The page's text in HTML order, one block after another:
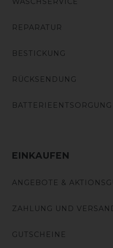
REPARATUR
BESTICKUNG
RÜCKSENDUNG
BATTERIEENTSORGUNG
EINKAUFEN
ANGEBOTE &
ZAHLUNG UND
GUTSCHEINE